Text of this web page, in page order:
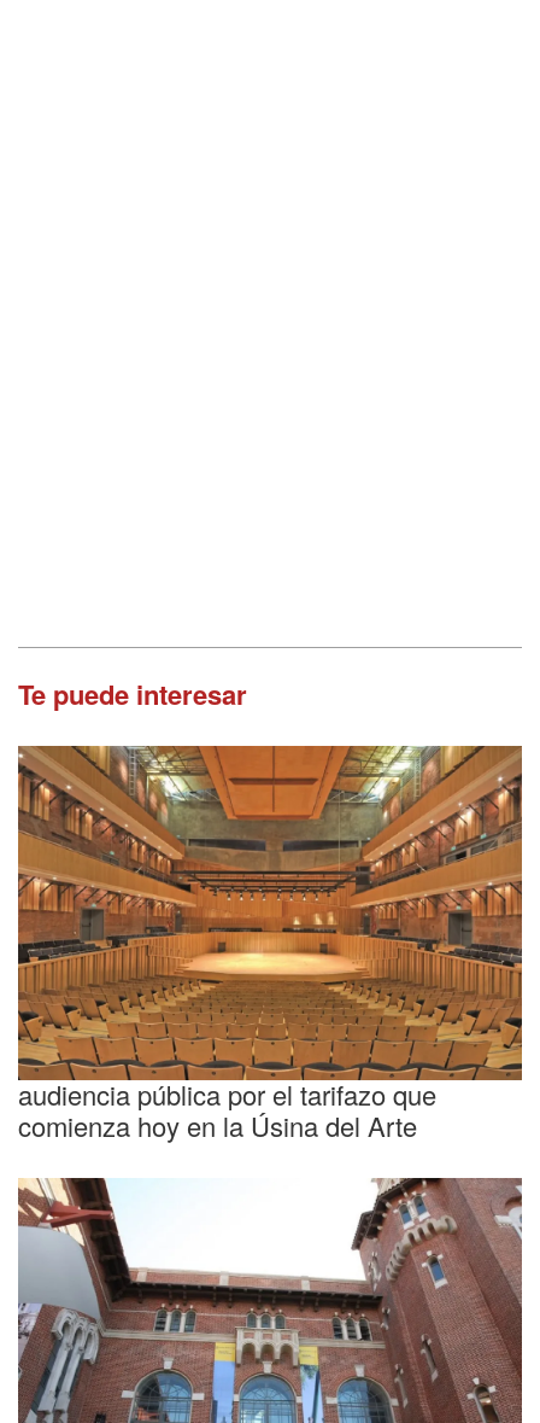
Te puede interesar
Las diez claves para seguir la esperada
audiencia pública por el tarifazo que
comienza hoy en la Úsina del Arte